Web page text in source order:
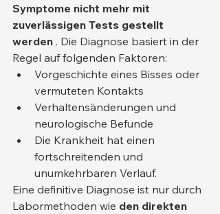
Symptome nicht mehr mit
zuverlässigen Tests gestellt
werden . Die Diagnose basiert in der
Regel auf folgenden Faktoren:
Vorgeschichte eines Bisses oder
vermuteten Kontakts
Verhaltensänderungen und
neurologische Befunde
Die Krankheit hat einen
fortschreitenden und
unumkehrbaren Verlauf.
Eine definitive Diagnose ist nur durch
Labormethoden wie den direkten